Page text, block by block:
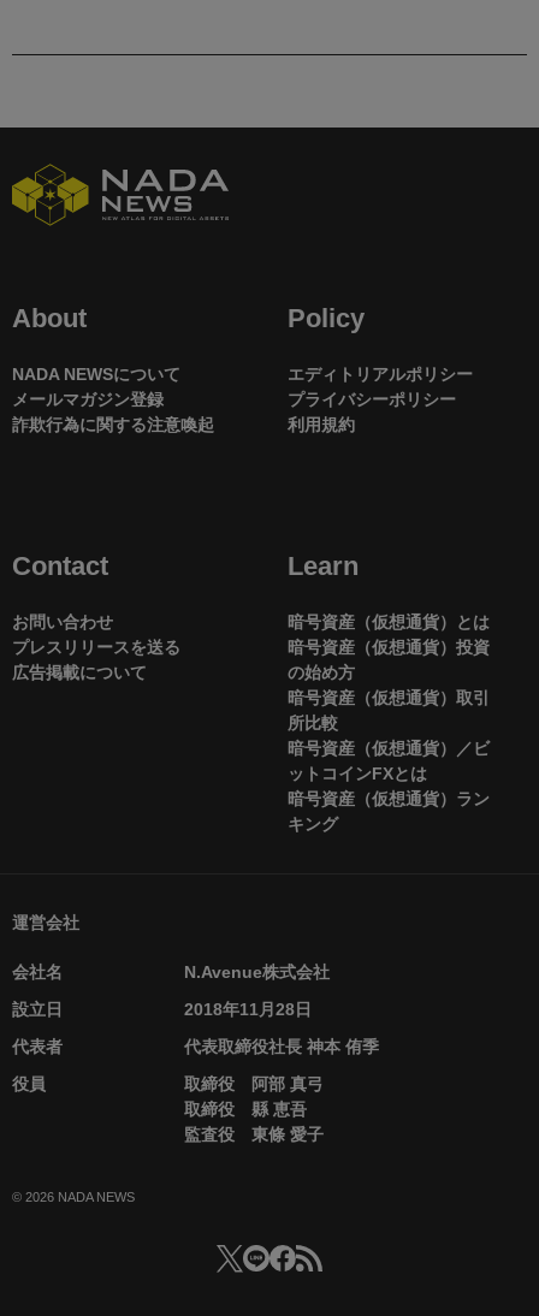
About
NADA NEWSについて
メールマガジン登録
詐欺行為に関する注意喚起
Policy
エディトリアルポリシー
プライバシーポリシー
利用規約
Contact
お問い合わせ
プレスリリースを送る
広告掲載について
Learn
暗号資産（仮想通貨）とは
暗号資産（仮想通貨）投資
の始め方
暗号資産（仮想通貨）取引
所比較
暗号資産（仮想通貨）／ビ
ットコインFXとは
暗号資産（仮想通貨）ラン
キング
運営会社
会社名
N.Avenue株式会社
設立日
2018年11月28日
代表者
代表取締役社長 神本 侑季
役員
取締役 阿部 真弓
取締役 縣 恵吾
監査役 東條 愛子
© 2026 NADA NEWS